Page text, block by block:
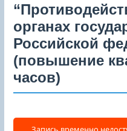
органах
Российской
(повышение
часов)